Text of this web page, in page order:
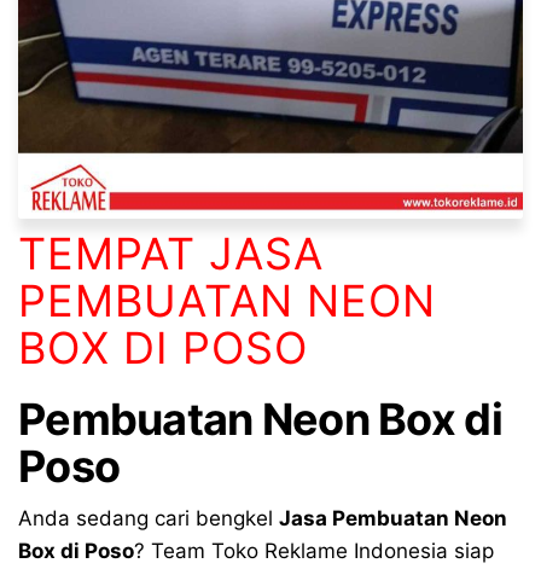
TEMPAT JASA
PEMBUATAN NEON
BOX DI POSO
Pembuatan Neon Box di
Poso
Anda sedang cari bengkel Jasa Pembuatan Neon
Box di Poso? Team Toko Reklame Indonesia siap